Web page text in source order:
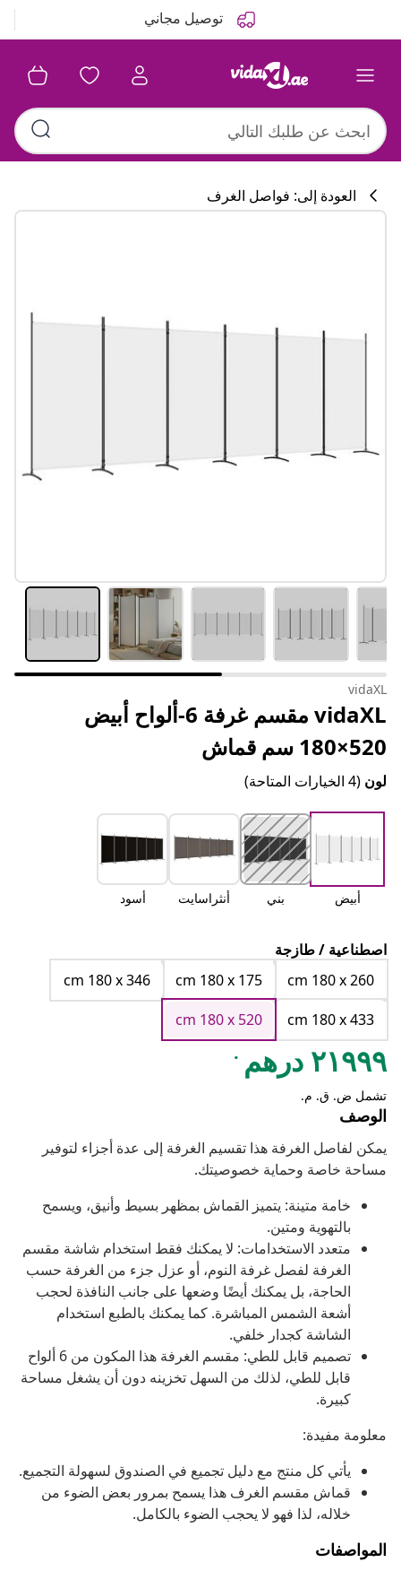
توصيل مجاني
#sharemevidaxl
العودة إلى: فواصل الغرف
vidaXL
vidaXL مقسم غرفة 6-ألواح أبيض
520×180 سم قماش
لون (4 الخيارات المتاحة)
أبيض بني أنثراسايت أسود
اصطناعية / طازجة
cm 180 x 260
cm 180 x 175
cm 180 x 346
cm 180 x 433
cm 180 x 520
٢١٩٩٩ درهم .
تشمل ض. ق. م.
الوصف
يمكن لفاصل الغرفة هذا تقسيم الغرفة إلى عدة أجزاء لتوفير
مساحة خاصة وحماية خصوصيتك.
خامة متينة: يتميز القماش بمظهر بسيط وأنيق، ويسمح
بالتهوية ومتين.
متعدد الاستخدامات: لا يمكنك فقط استخدام شاشة مقسم
الغرفة لفصل غرفة النوم، أو عزل جزء من الغرفة حسب
الحاجة، بل يمكنك أيضًا وضعها على جانب النافذة لحجب
أشعة الشمس المباشرة. كما يمكنك بالطبع استخدام
الشاشة كجدار خلفي.
تصميم قابل للطي: مقسم الغرفة هذا المكون من 6 ألواح
قابل للطي، لذلك من السهل تخزينه دون أن يشغل مساحة
كبيرة.
معلومة مفيدة:
يأتي كل منتج مع دليل تجميع في الصندوق لسهولة التجميع.
قماش مقسم الغرف هذا يسمح بمرور بعض الضوء من
خلاله، لذا فهو لا يحجب الضوء بالكامل.
المواصفات